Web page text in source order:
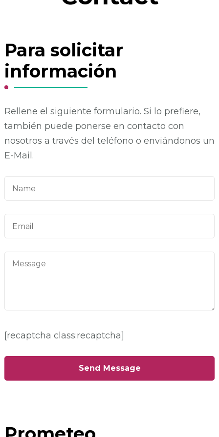
Para solicitar
información
Rellene el siguiente formulario. Si lo prefiere,
también puede ponerse en contacto con
nosotros a través del teléfono o enviándonos un
E-Mail.
[recaptcha class:recaptcha]